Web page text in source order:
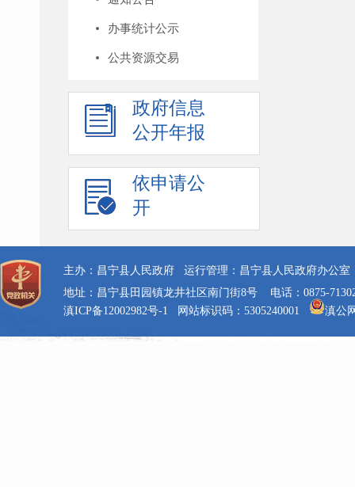
办事统计公示
公共资源交易
政府信息
公开年报
依申请公
开